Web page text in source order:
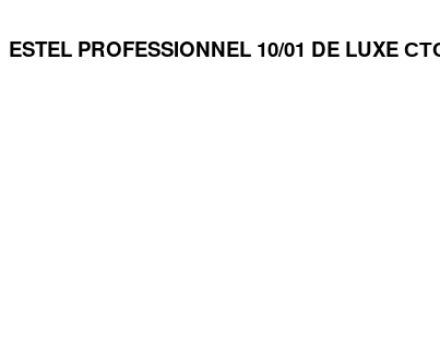
ESTEL PROFESSIONNEL 10/01 DE